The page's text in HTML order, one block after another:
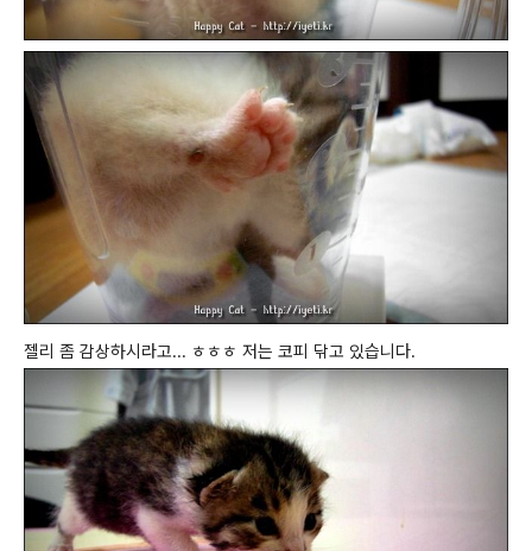
젤리 좀 감상하시라고... ㅎㅎㅎ 저는 코피 닦고 있습니다.